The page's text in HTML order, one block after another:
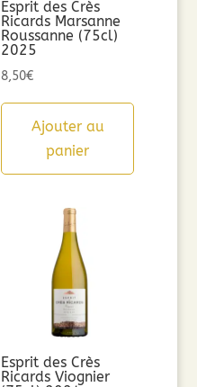
Esprit des Crès
Ricards Marsanne
Roussanne (75cl)
2025
8,50€
Ajouter au
panier
Esprit des Crès
Ricards Viognier